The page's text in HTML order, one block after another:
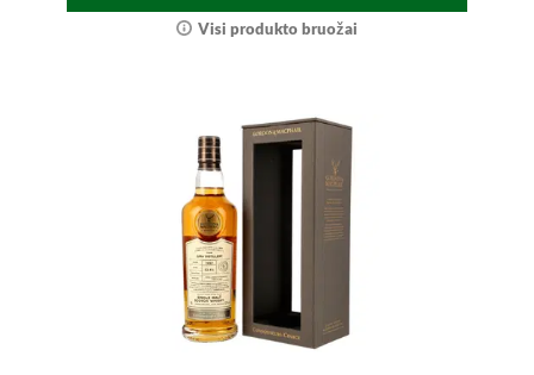
Visi produkto bruožai